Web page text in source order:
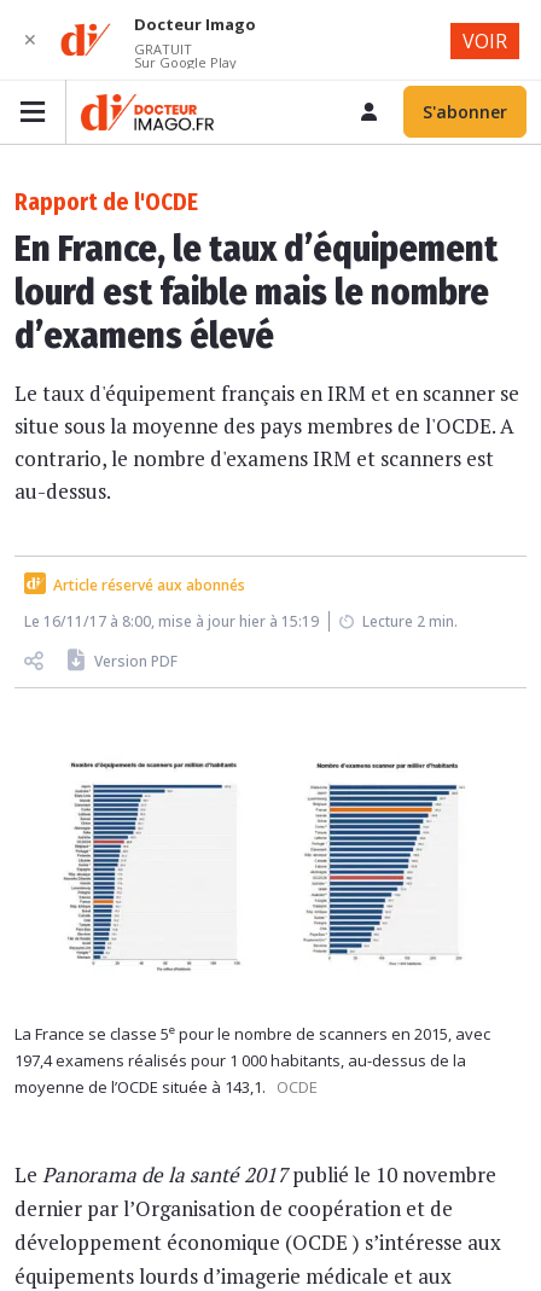
S'abonner
Rapport de l'OCDE
En France, le taux d’équipement
lourd est faible mais le nombre
d’examens élevé
Le taux d'équipement français en IRM et en scanner se
situe sous la moyenne des pays membres de l'OCDE. A
contrario, le nombre d'examens IRM et scanners est
au-dessus.
Article réservé aux abonnés
Le 16/11/17 à 8:00, mise à jour hier à 15:19
Lecture 2 min.
Version PDF
La France se classe 5e pour le nombre de scanners en 2015, avec
197,4 examens réalisés pour 1 000 habitants, au-dessus de la
moyenne de l’OCDE située à 143,1.
OCDE
Le Panorama de la santé 2017publié le 10 novembre
dernier par l’Organisation de coopération et de
développement économique (OCDE ) s’intéresse aux
équipements lourds d’imagerie médicale et aux
✕
Docteur Imago
GRATUIT
Sur Google Play
VOIR